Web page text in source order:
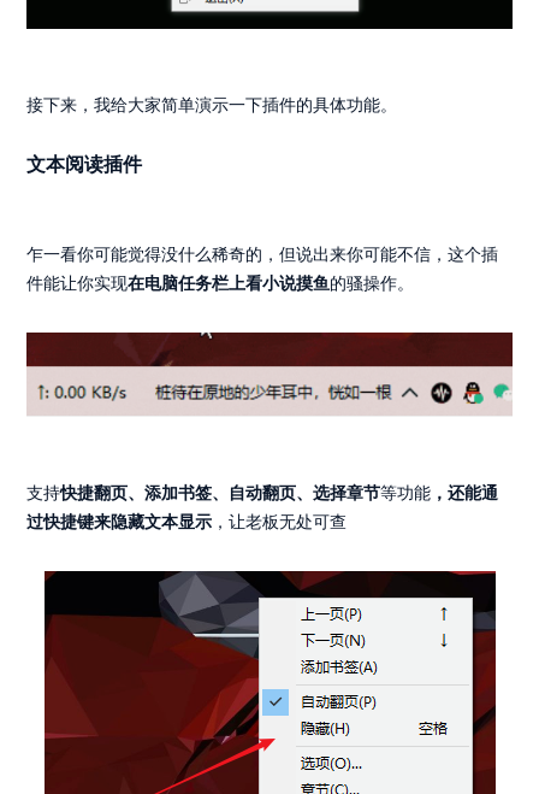
接下来，我给大家简单演示一下插件的具体功能。
文本阅读插件
乍一看你可能觉得没什么稀奇的，但说出来你可能不信，这个插
件能让你实现在电脑任务栏上看小说摸鱼的骚操作。
支持快捷翻页、添加书签、自动翻页、选择章节等功能 ，还能通
过快捷键来隐藏文本显示 ，让老板无处可查